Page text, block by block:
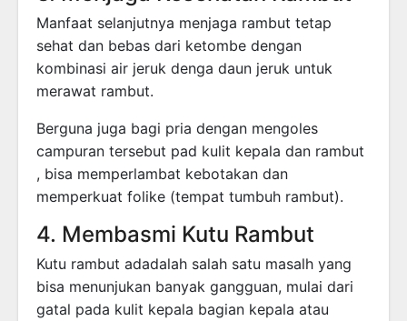
Manfaat selanjutnya menjaga rambut tetap
sehat dan bebas dari ketombe dengan
kombinasi air jeruk denga daun jeruk untuk
merawat rambut.
Berguna juga bagi pria dengan mengoles
campuran tersebut pad kulit kepala dan rambut
, bisa memperlambat kebotakan dan
memperkuat folike (tempat tumbuh rambut).
4. Membasmi Kutu Rambut
Kutu rambut adadalah salah satu masalh yang
bisa menunjukan banyak gangguan, mulai dari
gatal pada kulit kepala bagian kepala atau